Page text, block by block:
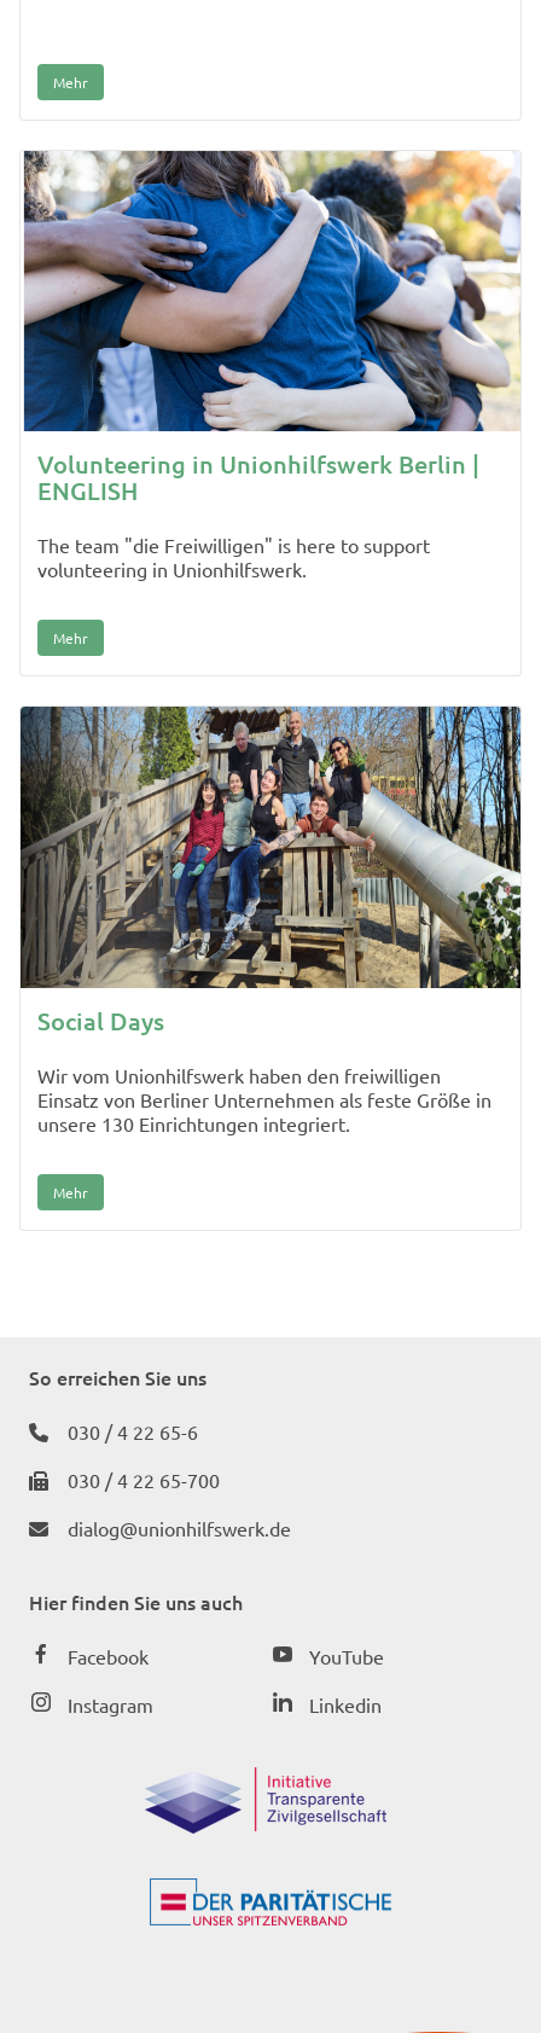
Mehr
Volunteering in Unionhilfswerk Berlin |
ENGLISH
The team "die Freiwilligen" is here to support
volunteering in Unionhilfswerk.
Mehr
Social Days
Wir vom Unionhilfswerk haben den freiwilligen
Einsatz von Berliner Unternehmen als feste Größe in
unsere 130 Einrichtungen integriert.
Mehr
So erreichen Sie uns
030 / 4 22 65-6
030 / 4 22 65-700
dialog@unionhilfswerk.de
Hier finden Sie uns auch
Facebook
Instagram
YouTube
Linkedin